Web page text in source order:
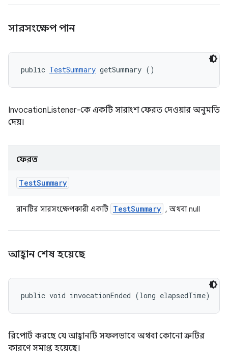
সারসংক্ষেপ পান
public TestSummary getSummary ()
InvocationListener-কে একটি সারাংশ ফেরত দেওয়ার অনুমতি
দেয়।
ফেরত
TestSummary
রানটির সারসংক্ষেপকারী একটি TestSummary , অথবা null
আহ্বান শেষ হয়েছে
public void invocationEnded (long elapsedTime)
রিপোর্ট করছে যে আহ্বানটি সফলভাবে অথবা কোনো ত্রুটির
কারণে সমাপ্ত হয়েছে।